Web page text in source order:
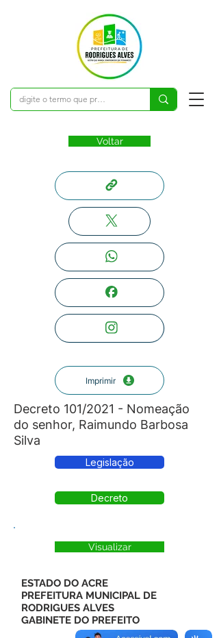
Voltar
Imprimir
Decreto 101/2021 - Nomeação
do senhor, Raimundo Barbosa
Silva
Legislação
Decreto
Visualizar
ESTADO DO ACRE
PREFEITURA MUNICIPAL DE
RODRIGUES ALVES
GABINETE DO PREFEITO